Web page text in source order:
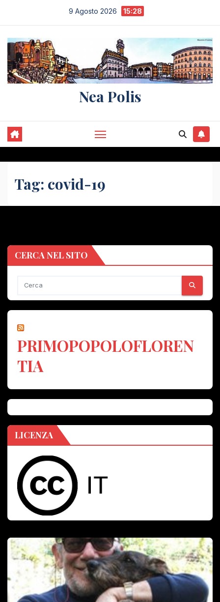
contenuto
9 Agosto 2026 15:28
Nea Polis
Tag: covid-19
CERCA NEL SITO
PRIMOPOPOLOFLOREN
TIA
LICENZA